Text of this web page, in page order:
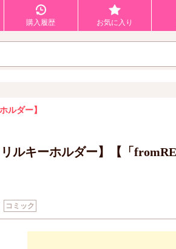
購入履歴 お気に入り
ルダー】
ルキーホルダー】【「
コミック